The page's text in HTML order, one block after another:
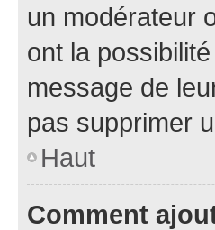
un modérateur
ont la
message de
pas supprimer
Haut
Comment